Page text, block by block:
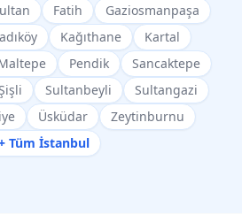
Fatih
Gaziosmanpaşa
Kağıthane
Kartal
Pendik
Sancaktepe
Sultanbeyli
Sultangazi
Üsküdar
Zeytinburnu
Tüm İstanbul